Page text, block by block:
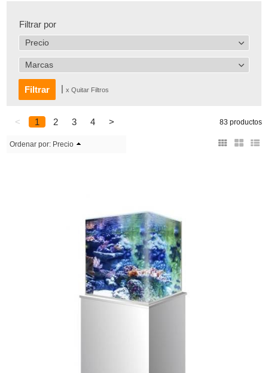
Filtrar por
Precio
Marcas
x Quitar Filtros
< 1 2 3 4 > 83 productos
Ordenar por: Precio